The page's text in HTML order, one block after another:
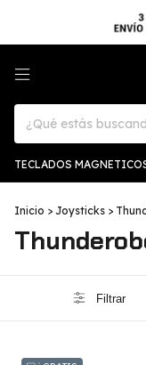
TECLADOS
Inicio > Joysticks >
Filtrar